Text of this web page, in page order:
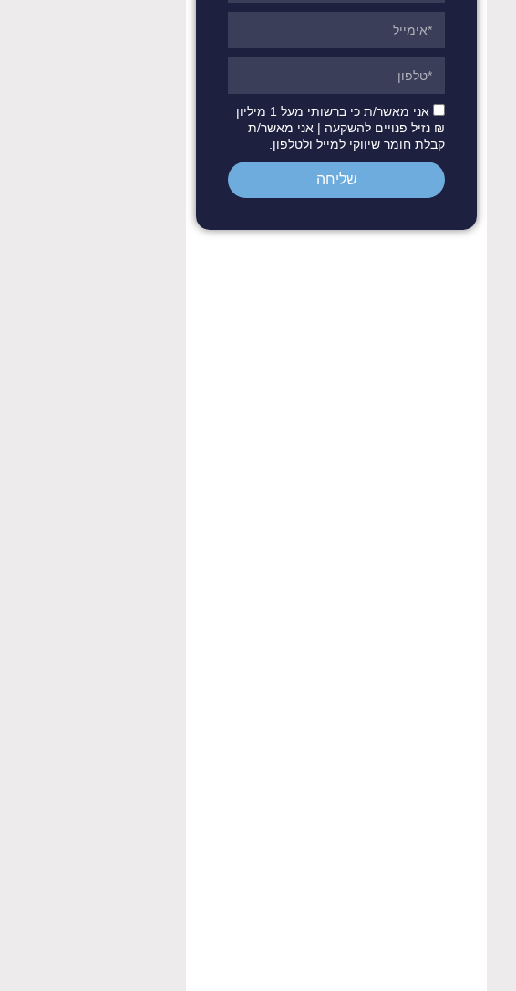
אני מאשר/ת כי ברשותי מעל 1 מיליון
₪ נזיל פנויים להשקעה | אני מאשר/ת
קבלת חומר שיווקי למייל ולטלפון.
שליחה